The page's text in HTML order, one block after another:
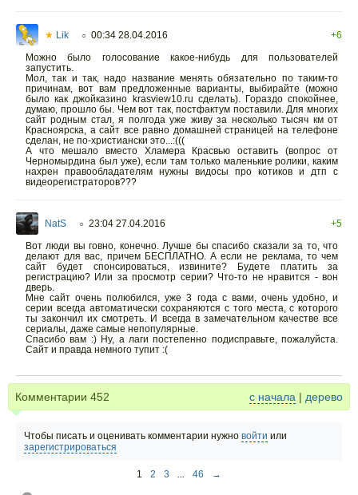
★ Lik ○ 00:34 28.04.2016
+6
Можно было голосование какое-нибудь для пользователей
запустить.
Мол, так и так, надо название менять обязательно по таким-то
причинам, вот вам предложенные варианты, выбирайте (можно
было как джойказино krasview10.ru сделать). Гораздо спокойнее,
думаю, прошло бы. Чем вот так, постфактум поставили. Для многих
сайт родным стал, я полгода уже живу за несколько тысяч км от
Красноярска, а сайт все равно домашней страницей на телефоне
сделан, не по-христиански это...:(((
А что мешало вместо Хламера Красвью оставить (вопрос от
Черномырдина был уже), если там только маленькие ролики, каким
нахрен правообладателям нужны видосы про котиков и дтп с
видеорегистраторов???
NatS ○ 23:04 27.04.2016
+5
Вот люди вы говно, конечно. Лучше бы спасибо сказали за то, что
делают для вас, причем БЕСПЛАТНО. А если не реклама, то чем
сайт будет спонсироваться, извините? Будете платить за
регистрацию? Или за просмотр серии? Что-то не нравится - вон
дверь.
Мне сайт очень полюбился, уже 3 года с вами, очень удобно, и
серии всегда автоматически сохраняются с того места, с которого
ты закончил их смотреть. И всегда в замечательном качестве все
сериалы, даже самые непопулярные.
Спасибо вам :) Ну, а лаги постепенно подисправьте, пожалуйста.
Сайт и правда немного тупит :(
Комментарии 452 с начала | дерево
Чтобы писать и оценивать комментарии нужно войти или
зарегистрироваться
1 2 3 ... 46 →